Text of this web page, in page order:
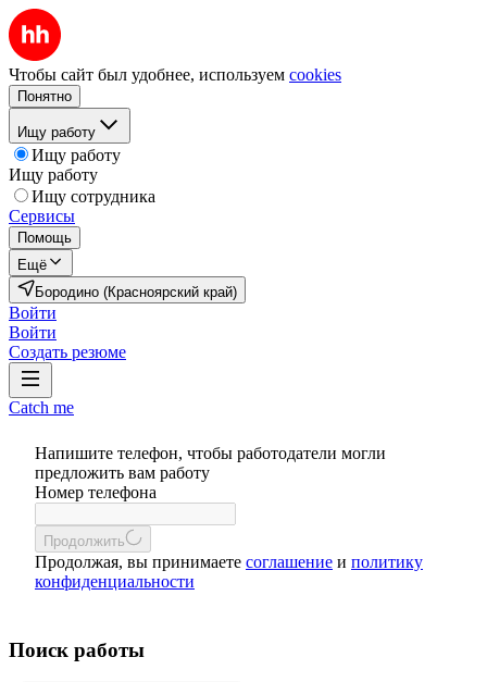
Чтобы сайт был удобнее, используем cookies
Понятно
Ищу работу
Ищу работу
Ищу работу
Ищу сотрудника
Сервисы
Помощь
Ещё
Бородино (Красноярский край)
Войти
Войти
Создать резюме
Catch me
Напишите телефон, чтобы работодатели могли
предложить вам работу
Номер телефона
Продолжить
Продолжая, вы принимаете соглашение и политику
конфиденциальности
Поиск работы